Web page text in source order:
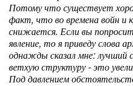
Потому что существует
факт, что во времена войн и
снижается. Если вы
явление, то я приведу слова
однажды сказал мне: лучший
ветхую структуру - это
Под давлением